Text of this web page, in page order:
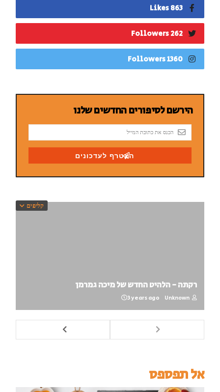
863 Likes
262 Followers
1360 Followers
קליפים
רקתה - הלהיט החדש של מיכה גמרמן
Unknown
3 years ago
אל תפספס